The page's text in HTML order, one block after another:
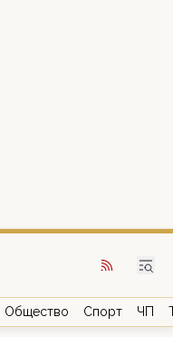
Общество Спорт ЧП